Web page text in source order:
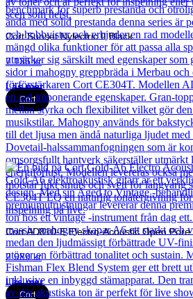
Cort Sunset Nylectric II Black
7 135kr
Läs mer
Cort
Cort AD810-E Electro-Acoustic Open Pore
2 989kr
Läs mer
Cort